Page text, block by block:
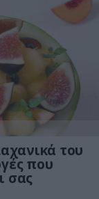
του
που
σας